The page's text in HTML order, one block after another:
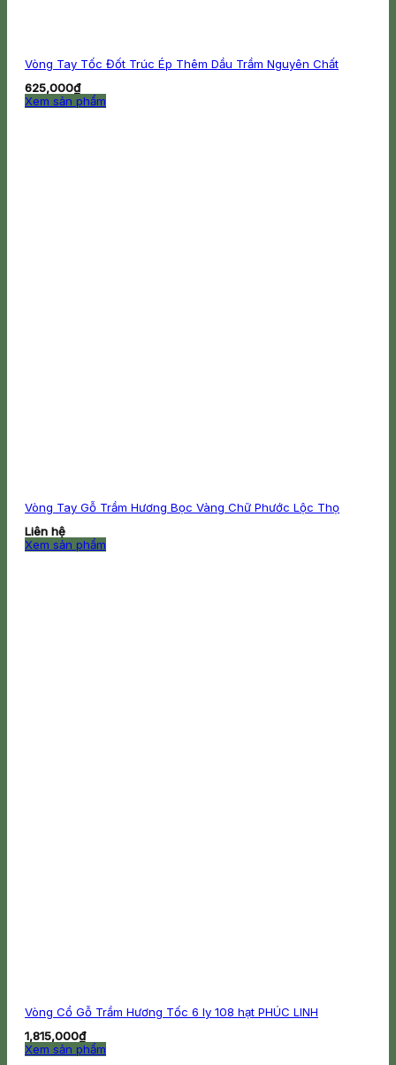
Vòng Tay Tốc Đốt Trúc Ép Thêm Dầu Trầm Nguyên Chất
625,000₫
Xem sản phẩm
Vòng Tay Gỗ Trầm Hương Bọc Vàng Chữ Phước Lộc Thọ
Liên hệ
Xem sản phẩm
Vòng Cổ Gỗ Trầm Hương Tốc 6 ly 108 hạt PHÚC LINH
1,815,000₫
Xem sản phẩm